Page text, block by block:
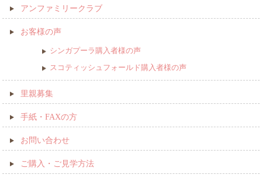
アンファミリークラブ
お客様の声
シンガプーラ購入者様の声
スコティッシュフォールド購入者様の声
里親募集
手紙・FAXの方
お問い合わせ
ご購入・ご見学方法